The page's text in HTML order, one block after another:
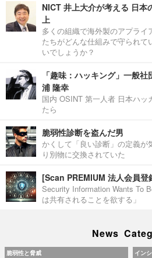
NICT 井上大介が考える 日本
上
多くの組織で海外製のアプラ
たちがどんな仕組みで守られ
いでしょうか？
「趣味：ハッキング」一般
浦 隆幸
国内 OSINT 第一人者 日本ハッ
たら
脆弱性診断を盗んだ男
かくして「良い診断」の定義
り別物に交換されていた
[Scan PREMIUM 法人会員登
Security Information Wants To
は共有されることを欲する」
News
脆弱性と脅威 イン